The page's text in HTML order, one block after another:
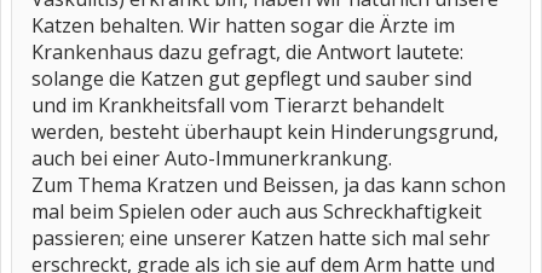
Katzen behalten. Wir hatten sogar die Ärzte im
Krankenhaus dazu gefragt, die Antwort lautete:
solange die Katzen gut gepflegt und sauber sind
und im Krankheitsfall vom Tierarzt behandelt
werden, besteht überhaupt kein Hinderungsgrund,
auch bei einer Auto-Immunerkrankung.
Zum Thema Kratzen und Beissen, ja das kann schon
mal beim Spielen oder auch aus Schreckhaftigkeit
passieren; eine unserer Katzen hatte sich mal sehr
erschreckt, grade als ich sie auf dem Arm hatte und